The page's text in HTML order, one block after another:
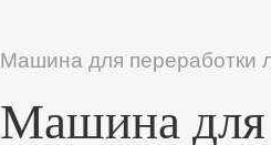
Машина для переработки
Машина для